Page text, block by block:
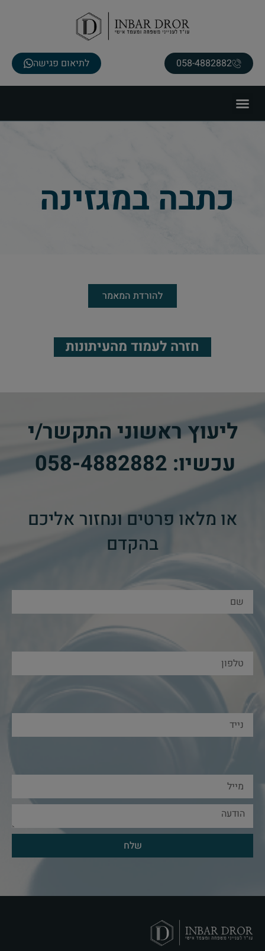
058-4882882 לתיאום פגישה
כתבה במגזינה
להורדת המאמר
חזרה לעמוד מהעיתונות
ליעוץ ראשוני התקשר/י
עכשיו: 058-4882882
​
או מלאו פרטים ונחזור אליכם
בהקדם
שלח